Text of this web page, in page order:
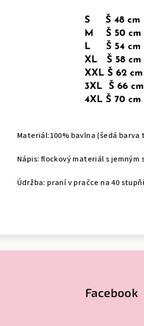
Materiál:100% bavlna (šedá
Nápis: flockový materiál s jemným
Údržba: praní v pračce na 40
Facebook